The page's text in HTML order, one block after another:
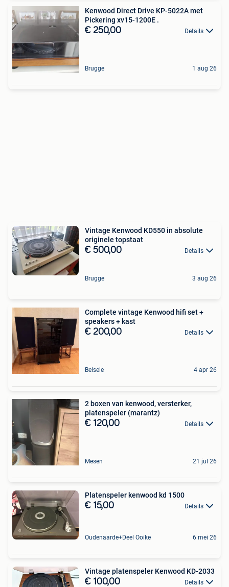
Kenwood Direct Drive KP-5022A met
Pickering xv15-1200E .
€ 250,00 Details
Brugge 1 aug 26
Vintage Kenwood KD550 in absolute
originele topstaat
€ 500,00 Details
Brugge 3 aug 26
Complete vintage Kenwood hifi set +
speakers + kast
€ 200,00 Details
Belsele 4 apr 26
2 boxen van kenwood, versterker,
platenspeler (marantz)
€ 120,00 Details
Mesen 21 jul 26
Platenspeler kenwood kd 1500
€ 15,00 Details
Oudenaarde+Deel Ooike 6 mei 26
Vintage platenspeler Kenwood KD-2033
€ 100,00 Details